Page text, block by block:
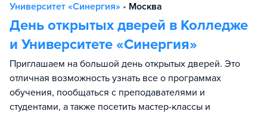
Университет «Синергия» • Москва
День открытых дверей в Колледже
и Университете «Синергия»
Приглашаем на большой день открытых дверей. Это
отличная возможность узнать все о программах
обучения, пообщаться с преподавателями и
студентами, а также посетить мастер-классы и